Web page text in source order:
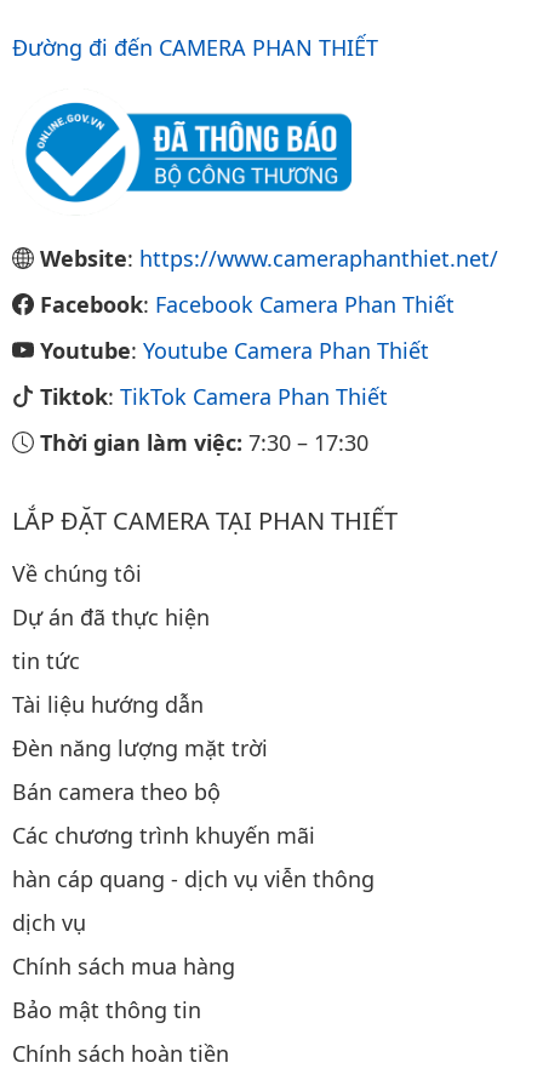
Đường đi đến CAMERA PHAN THIẾT
Website: https://www.cameraphanthiet.net/
Facebook: Facebook Camera Phan Thiết
Youtube: Youtube Camera Phan Thiết
Tiktok: TikTok Camera Phan Thiết
Thời gian làm việc: 7:30 – 17:30
LẮP ĐẶT CAMERA TẠI PHAN THIẾT
Về chúng tôi
Dự án đã thực hiện
tin tức
Tài liệu hướng dẫn
Đèn năng lượng mặt trời
Bán camera theo bộ
Các chương trình khuyến mãi
hàn cáp quang - dịch vụ viễn thông
dịch vụ
Chính sách mua hàng
Bảo mật thông tin
Chính sách hoàn tiền